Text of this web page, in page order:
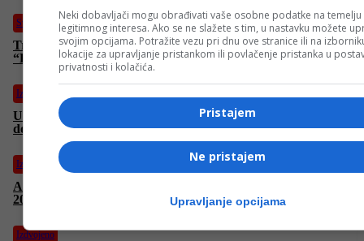
Svijet
Trump tvrdi da će smanjiti rok za uvođenje sankcija Rusiji:
“Razočaran sam u Putina”
Izdvojeno
Unutrašnja revizija SAD demantuje Netanyahua: Nema
dokaza da Hamas krade humanitarnu pomoć
Izdvojeno
Američki general upozorava: Rusija bi mogla napasti Baltik do
2027.
Izdvojeno
Neki dobavljači mogu obrađivati vaše osobne podatke na temelju
legitimnog interesa. Ako se ne slažete s tim, u nastavku možete
svojim opcijama. Potražite vezu pri dnu ove stranice ili na
lokacije za upravljanje pristankom ili povlačenje pristanka u
privatnosti i kolačića.
Pristajem
Ne pristajem
Upravljanje opcijama